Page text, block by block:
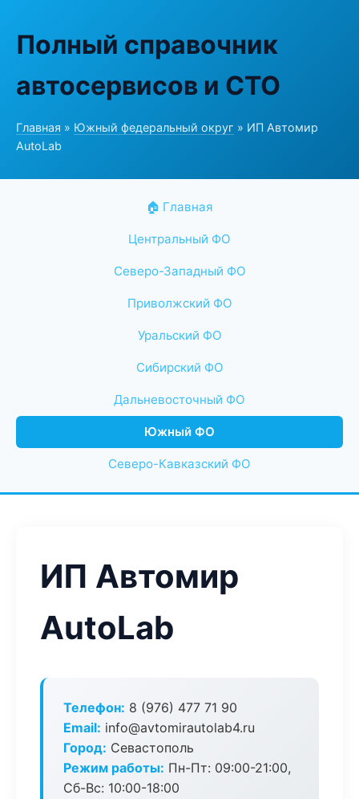
Полный справочник
автосервисов и СТО
Главная » Южный федеральный округ » ИП Автомир
AutoLab
🏠 Главная
Центральный ФО
Северо-Западный ФО
Приволжский ФО
Уральский ФО
Сибирский ФО
Дальневосточный ФО
Южный ФО
Северо-Кавказский ФО
ИП Автомир
AutoLab
Телефон: 8 (976) 477 71 90
Email: info@avtomirautolab4.ru
Город: Севастополь
Режим работы: Пн-Пт: 09:00-21:00,
Сб-Вс: 10:00-18:00